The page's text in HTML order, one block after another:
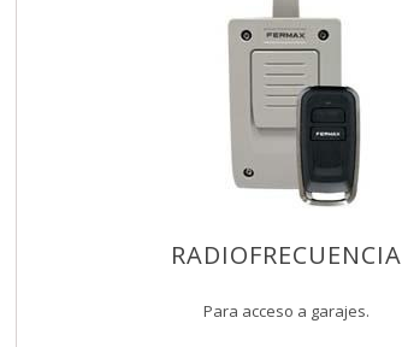
RADIOFRECUENCIA
Para acceso a garajes.